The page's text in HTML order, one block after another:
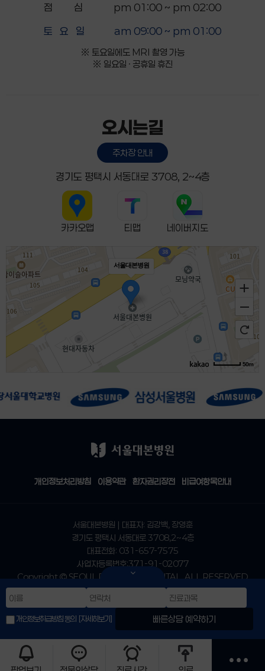
점 심
pm 01:00 ~ pm 02:00
토 요 일
am 09:00 ~ pm 01:00
※ 토요일에도 MRI 촬영 가능
※ 일요일 · 공휴일 휴진
오시는길
주차장 안내
경기도 평택시 서동대로 3708, 2~4층
카카오맵 티맵 네이버지도
서울대본병원
50m
개인정보처리방침 이용약관 환자권리장전 비급여항목안내
서울대본병원 | 대표자: 김강백, 장영훈
경기도 평택시 서동대로 3708,2~4층
대표전화: 031-657-7575
사업자등록번호:371-91-02077
Copyright
SEOUL DAEBON HOSPITAL. ALL RESERVED
개인정보취급방침 동의 [자세히보기] 빠른상담 예약하기